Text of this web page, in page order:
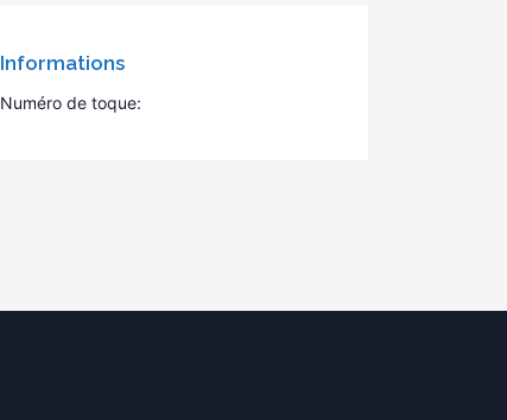
Informations
Numéro de toque: